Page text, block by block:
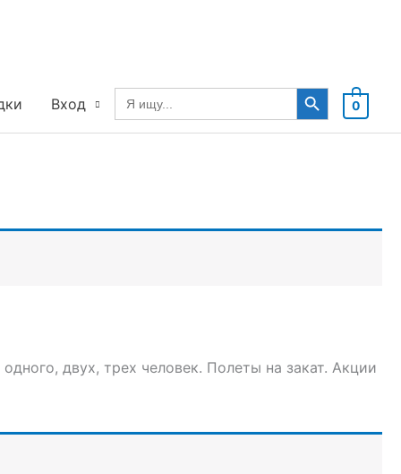
Вход
Search
for:
Search Button
0
двух, трех человек. Полеты на закат. Акции